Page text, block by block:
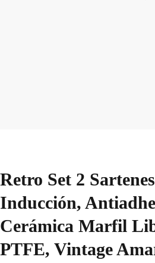
Retro Set 2
Inducción,
Cerámica Marfil
PTFE, Vintage